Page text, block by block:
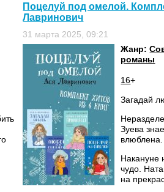
Поцелуй под омелой.
Лавринович
31 марта 2025, 09:21
Жанр:
романы
16+
Загадай
Зуева
влюблена.
Накануне
чудо.
на